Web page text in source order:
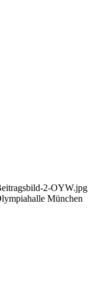
2-OYW.jpg
München